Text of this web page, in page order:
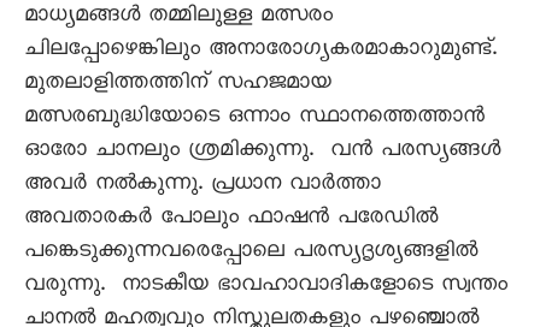
മാധ്യമങ്ങൾ തമ്മിലുള്ള മത്സരം
ചിലപ്പോഴെങ്കിലും അനാരോഗ്യകരമാകാറുമുണ്ട്.
മുതലാളിത്തത്തിന് സഹജമായ
മത്സരബുദ്ധിയോടെ ഒന്നാം സ്ഥാനത്തെത്താൻ
ഓരോ ചാനലും ശ്രമിക്കുന്നു. വൻ പരസ്യങ്ങൾ
അവർ നൽകുന്നു. പ്രധാന വാർത്താ
അവതാരകർ പോലും ഫാഷൻ പരേഡിൽ
പങ്കെടുക്കുന്നവരെപ്പോലെ പരസ്യദൃശ്യങ്ങളിൽ
വരുന്നു. നാടകീയ ഭാവഹാവാദികളോടെ സ്വന്തം